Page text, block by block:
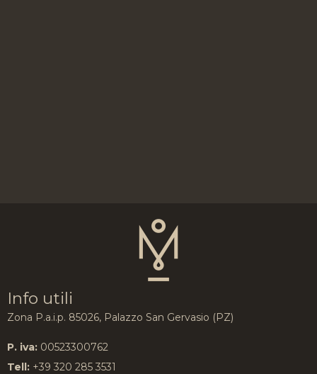
Info utili
Zona P.a.i.p. 85026, Palazzo San Gervasio (PZ)
P. iva: 00523300762
Tell: +39 320 285 3531